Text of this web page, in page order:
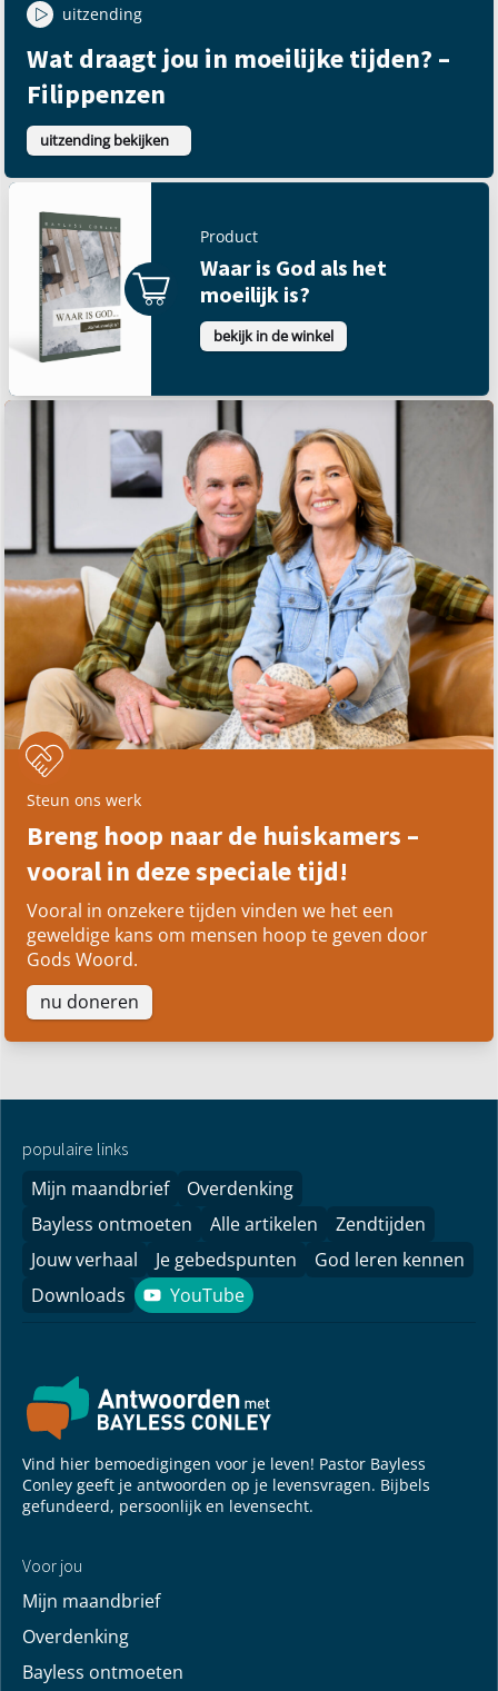
uitzending
Wat draagt jou in moeilijke tijden? –
Filippenzen
uitzending bekijken
Product
Waar is God als het
moeilijk is?
bekijk in de winkel
Steun ons werk
Breng hoop naar de huiskamers –
vooral in deze speciale tijd!
Vooral in onzekere tijden vinden we het een
geweldige kans om mensen hoop te geven door
Gods Woord.
nu doneren
populaire links
Mijn maandbrief
Overdenking
Bayless ontmoeten
Alle artikelen
Zendtijden
Jouw verhaal
Je gebedspunten
God leren kennen
Downloads
YouTube
YouTube
Vind hier bemoedigingen voor je leven! Pastor Bayless
Conley geeft je antwoorden op je levensvragen. Bijbels
gefundeerd, persoonlijk en levensecht.
Voor jou
Mijn maandbrief
Overdenking
Bayless ontmoeten